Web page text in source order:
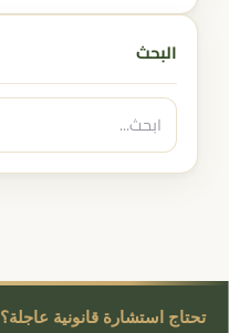
البحث
البحث
عن:
تحتاج استشارة قانونية عاجلة؟